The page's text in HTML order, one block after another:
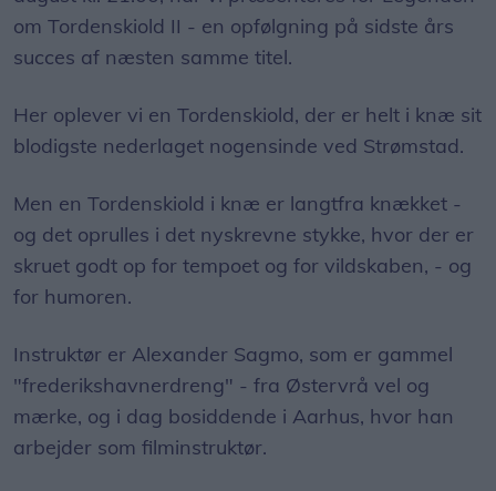
om Tordenskiold II - en opfølgning på sidste års
succes af næsten samme titel.
Her oplever vi en Tordenskiold, der er helt i knæ sit
blodigste nederlaget nogensinde ved Strømstad.
Men en Tordenskiold i knæ er langtfra knækket -
og det oprulles i det nyskrevne stykke, hvor der er
skruet godt op for tempoet og for vildskaben, - og
for humoren.
Instruktør er Alexander Sagmo, som er gammel
"frederikshavnerdreng" - fra Østervrå vel og
mærke, og i dag bosiddende i Aarhus, hvor han
arbejder som filminstruktør.